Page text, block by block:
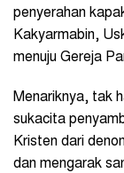
penyerahan
Kakyarmabin,
menuju Gereja
Menariknya, tak
sukacita
Kristen dari
dan mengarak